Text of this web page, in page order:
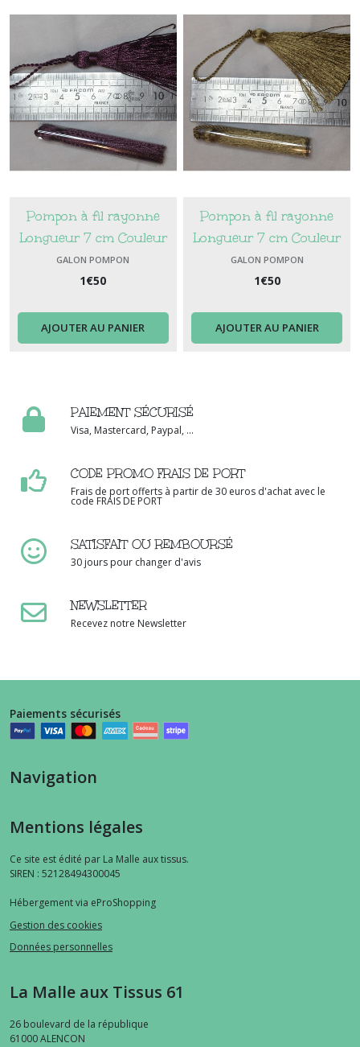
Pompon à fil rayonne
Longueur 7 cm Couleur
prune
GALON POMPON
1€50
AJOUTER AU PANIER
Pompon à fil rayonne
Longueur 7 cm Couleur
bronze
GALON POMPON
1€50
AJOUTER AU PANIER
PAIEMENT SÉCURISÉ
Visa, Mastercard, Paypal, ...
CODE PROMO FRAIS DE PORT
Frais de port offerts à partir de 30 euros d'achat avec le
code FRAIS DE PORT
SATISFAIT OU REMBOURSÉ
30 jours pour changer d'avis
NEWSLETTER
Recevez notre Newsletter
Paiements sécurisés
Navigation
Mentions légales
Ce site est édité par La Malle aux tissus.
SIREN : 52128494300045
Hébergement via eProShopping
Gestion des cookies
Données personnelles
La Malle aux Tissus 61
26 boulevard de la république
61000ALENCON